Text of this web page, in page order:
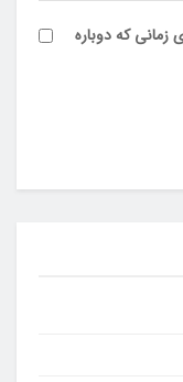
زمانی که دوباره